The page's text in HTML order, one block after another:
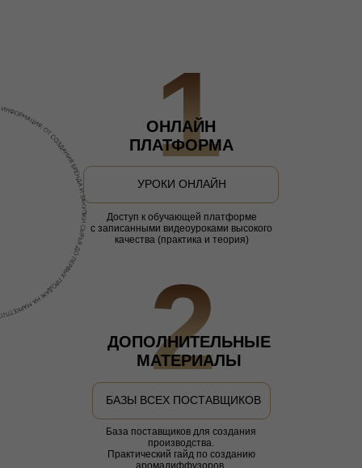
1
2
ОНЛАЙН
ПЛАТФОРМА
Доступ к обучающей платформе
с записанными видеоуроками высокого
качества (практика и теория)
ДОПОЛНИТЕЛЬНЫЕ
МАТЕРИАЛЫ
База поставщиков для создания
производства.
Практический гайд по созданию
аромадиффузоров.
БАЗЫ ВСЕХ ПОСТАВЩИКОВ
УРОКИ ОНЛАЙН